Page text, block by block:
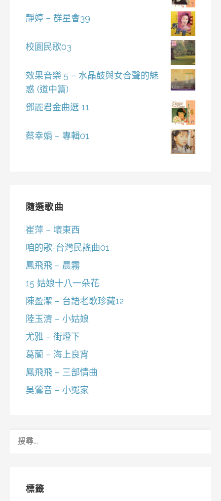
靜婷 – 群星會39
校園民歌03
效果音樂 5 – 水晶鼓與女合聲的魅
惑 (道中篇)
鄧麗君金曲選 11
蔡幸娟 – 專輯01
隨選歌曲
崔萍 – 壞東西
咱的歌-台灣民謠曲01
鳳飛飛 – 晨霧
15 姑娘十八一朵花
陳盈潔 – 台語老歌珍藏12
陸玉清 – 小姑娘
尤雅 – 街燈下
葛蘭 – 海上良宵
鳳飛飛 – 三部情曲
吳鶯音 – 小冤家
標籤